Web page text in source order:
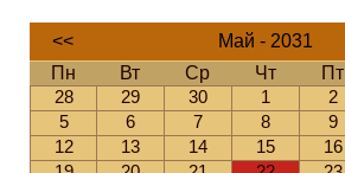
<< Май - 2031
Пн
Вт Ср Чт Пт
28
29 30 1 2
5
6 7 8 9
12
13 14 15 16